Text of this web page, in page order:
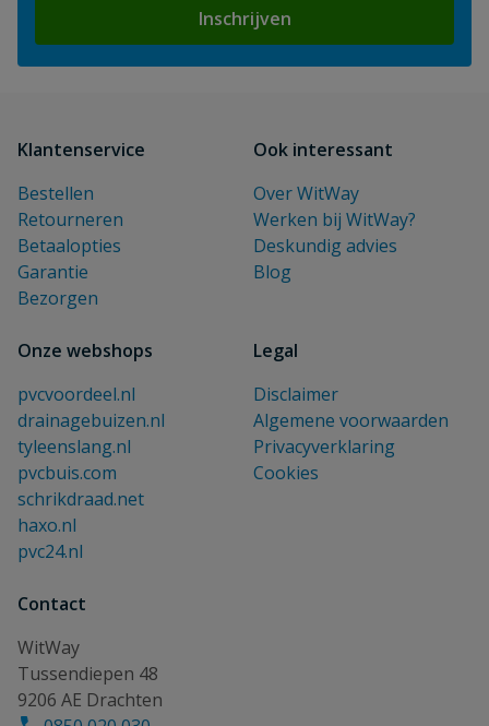
Inschrijven
Klantenservice
Bestellen
Retourneren
Betaalopties
Garantie
Bezorgen
Ook interessant
Over WitWay
Werken bij WitWay?
Deskundig advies
Blog
Onze webshops
pvcvoordeel.nl
drainagebuizen.nl
tyleenslang.nl
pvcbuis.com
schrikdraad.net
haxo.nl
pvc24.nl
Legal
Disclaimer
Algemene voorwaarden
Privacyverklaring
Cookies
Contact
WitWay
Tussendiepen 48
9206 AE Drachten